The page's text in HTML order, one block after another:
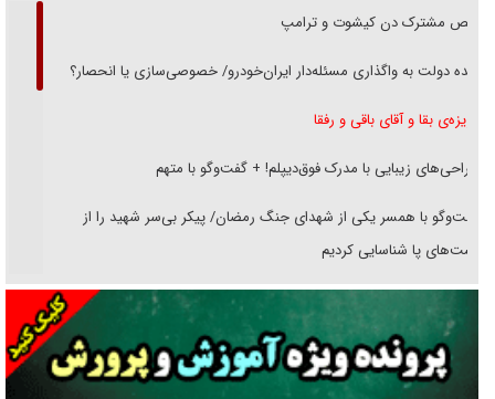
رقص مشترک دن کیشوت و ترامپ
دنده دولت به واگذاری مسئله‌دار ایران‌خودرو/ خصوصی‌سازی یا انحصار؟
غریزه‌ی بقا و آقای باقی و رفقا
جراحی‌های زیبایی با مدرک فوق‌دیپلم! + گفت‌وگو با متهم
گفت‌وگو با همسر یکی از شهدای جنگ رمضان/ پیکر بی‌سر شهید را از
انگشت‌های پا شناسایی کردیم
نسلی که آنلاین الگو می‌گیرد
گفت‌وگو با آیت‌الله جاودان/ جفای مخالفان مکانت معنوی رهبر شهید را
ارتقا می‌داد